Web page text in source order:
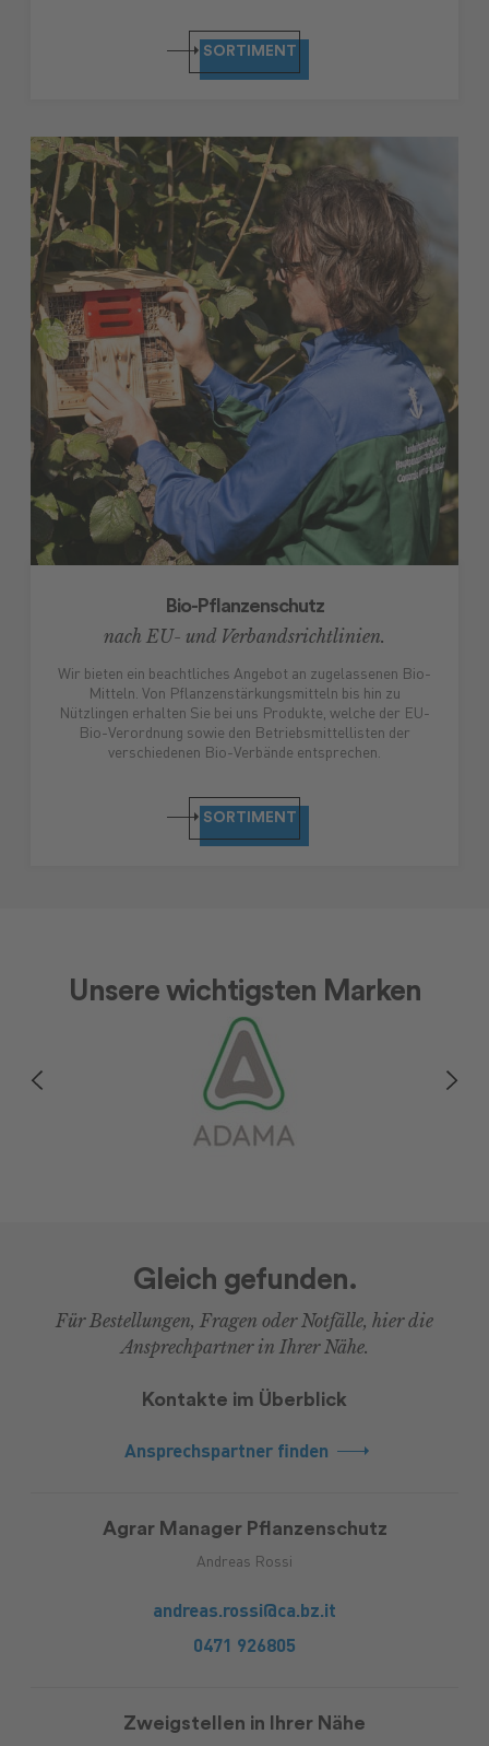
SORTIMENT
Bio-Pflanzenschutz
nach EU- und Verbandsrichtlinien.
Wir bieten ein beachtliches Angebot an zugelassenen Bio-
Mitteln. Von Pflanzenstärkungsmitteln bis hin zu
Nützlingen erhalten Sie bei uns Produkte, welche der EU-
Bio-Verordnung sowie den Betriebsmittellisten der
verschiedenen Bio-Verbände entsprechen.
SORTIMENT
Unsere wichtigsten Marken
Gleich gefunden.
Für Bestellungen, Fragen oder Notfälle, hier die
Ansprechpartner in Ihrer Nähe.
Kontakte im Überblick
Ansprechspartner finden
Agrar Manager Pflanzenschutz
Andreas Rossi
andreas.rossi@ca.bz.it
0471 926805
Zweigstellen in Ihrer Nähe